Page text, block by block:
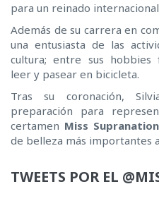
para un reinado
Además de su carrera en
una entusiasta de las
cultura; entre sus hobbies
leer y pasear en bicicleta.
Tras su coronación,
preparación para
certamen Miss
de belleza más importantes
TWEETS POR EL